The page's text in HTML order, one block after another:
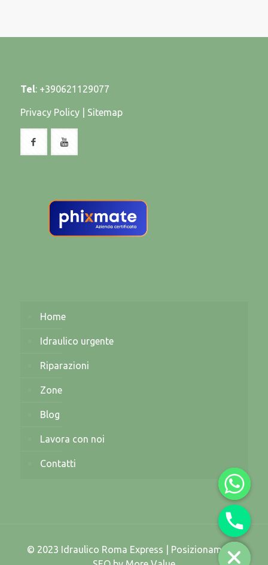
Tel: +390621129077
Privacy Policy| Sitemap
Home
Idraulico urgente
Riparazioni
Zone
Blog
Lavora con noi
Contatti
© 2023 Idraulico Roma Express | Posizionamento